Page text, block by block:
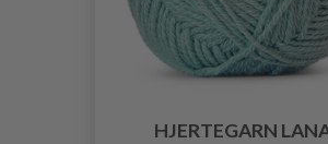
HJERTEGARN